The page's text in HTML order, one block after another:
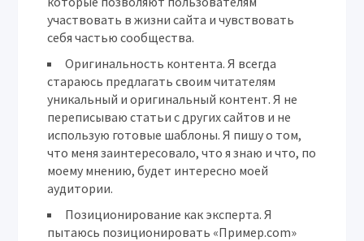
участвовать в жизни сайта и чувствовать
себя частью сообщества.
Оригинальность контента. Я всегда
стараюсь предлагать своим читателям
уникальный и оригинальный контент. Я не
переписываю статьи с других сайтов и не
использую готовые шаблоны. Я пишу о том,
что меня заинтересовало, что я знаю и что, по
моему мнению, будет интересно моей
аудитории.
Позиционирование как эксперта. Я
пытаюсь позиционировать «Пример.com»